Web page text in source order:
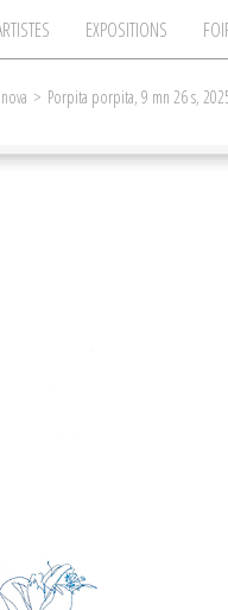
EXPOSITIONS
> Porpita porpita, 9 mn 26 s,